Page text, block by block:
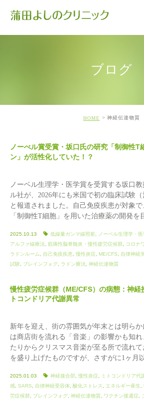
ブログ
HOME 神経伝達物質
ノーべル賞受賞・坂口氏の研究「制御性T
ン」が活性化していた！？
ノーベル生理学・医学賞を受賞する坂口
ル社が、2026年にも米国で初の臨床試験（
と報道されました。自己免疫疾患が対象
「制御性T細胞」を用いた治療薬の開発
2025.10.13 低線量ガンマ線照射 ノーベル生理学・
アルファ線療法 筋痛性脳脊髄炎・慢性疲労症候群 コロナ
ラドンルーム
自己免疫疾患 慢性炎症 ME/CFS 自律神経
試験
ブレインフォグ ラドン療法 神経伝達物質
慢性疲労症候群（ME/CFS）の病態：神経
トコンドリア代謝異常
新年を迎え、街の雰囲気が年末とは明ら
は商店街を流れる「音楽」の影響かも知
たりからクリスマス音楽が至る所で流れ
を盛り上げたものですが、さすがに1ヶ月
2025.01.03 神経接合部 慢性炎症 ミトコンドリア代
感 SARS 自律神経受容体 酸化ストレス エネルギー産生
労症候群
ブレインフォグ 神経伝達物質 ワクチン後遺症